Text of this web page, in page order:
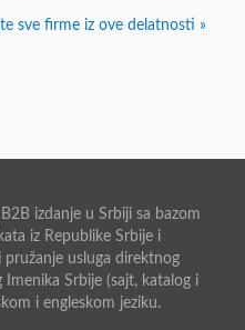
sve firme iz ove delatnosti »
izdanje u Srbiji sa bazom
iz Republike Srbije i
usluga direktnog
Imenika Srbije (sajt, katalog i
i engleskom jeziku.